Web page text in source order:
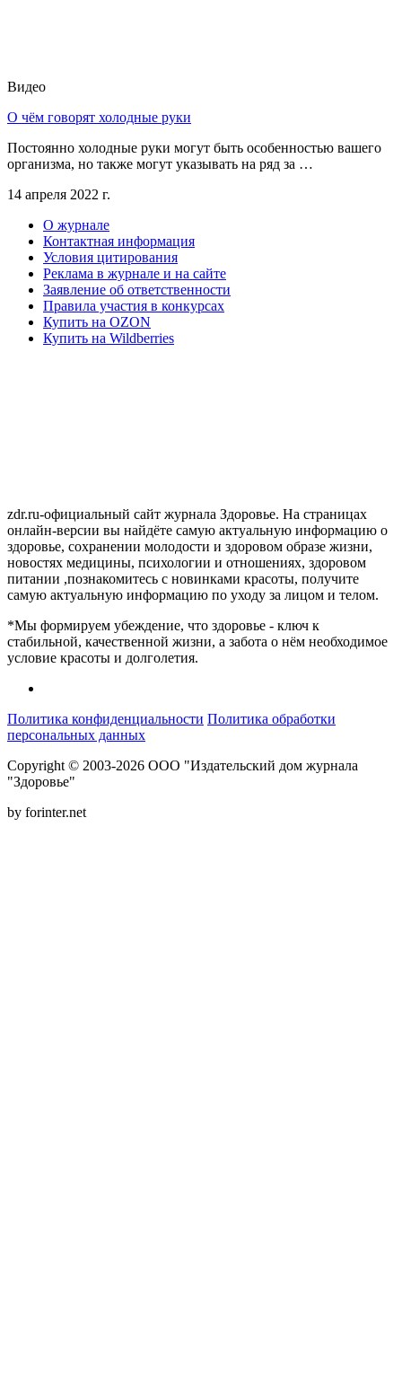
Видео
О чём говорят холодные руки
Постоянно холодные руки могут быть особенностью вашего
организма, но также могут указывать на ряд за …
14 апреля 2022 г.
О журнале
Контактная информация
Условия цитирования
Реклама в журнале и на сайте
Заявление об ответственности
Правила участия в конкурсах
Купить на OZON
Купить на Wildberries
zdr.ru-официальный сайт журнала Здоровье. На страницах
онлайн-версии вы найдёте самую актуальную информацию о
здоровье, сохранении молодости и здоровом образе жизни,
новостях медицины, психологии и отношениях, здоровом
питании ,познакомитесь с новинками красоты, получите
самую актуальную информацию по уходу за лицом и телом.
*Мы формируем убеждение, что здоровье - ключ к
стабильной, качественной жизни, а забота о нём необходимое
условие красоты и долголетия.
Политика конфиденциальности Политика обработки
персональных данных
Copyright © 2003-2026 ООО "Издательский дом журнала
"Здоровье"
by forinter.net